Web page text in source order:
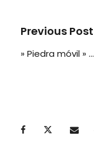
Previous Post
» Piedra móvil » …